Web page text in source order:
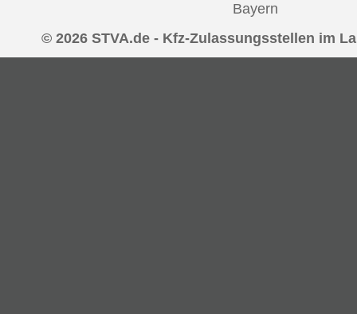
Bayern
© 2026 STVA.de - Kfz-Zulassungsstellen im